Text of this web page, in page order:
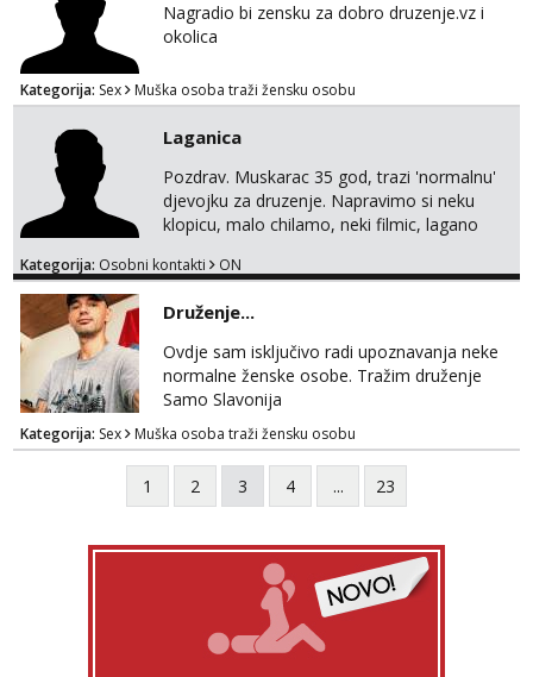
Nagradio bi zensku za dobro druzenje.vz i
okolica
Kategorija: Sex Muška osoba traži žensku osobu
Laganica
Pozdrav. Muskarac 35 god, trazi 'normalnu'
djevojku za druzenje. Napravimo si neku
klopicu, malo chilamo, neki filmic, lagano
pretjerano bitan koliko iznutra. Bucke se
brundo xD Budi pristojna i dobra, za sve
ostale cemo lako. Zagreb.
Kategorija: Osobni kontakti ON
Druženje...
Ovdje sam isključivo radi upoznavanja neke
normalne ženske osobe. Tražim druženje
Samo Slavonija
Kategorija: Sex Muška osoba traži žensku osobu
1 2 3 4 ... 23